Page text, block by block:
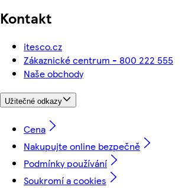
Kontakt
itesco.cz
Zákaznické centrum - 800 222 555
Naše obchody
Užitečné odkazy
Cena
Nakupujte online bezpečně
Podmínky používání
Soukromí a cookies